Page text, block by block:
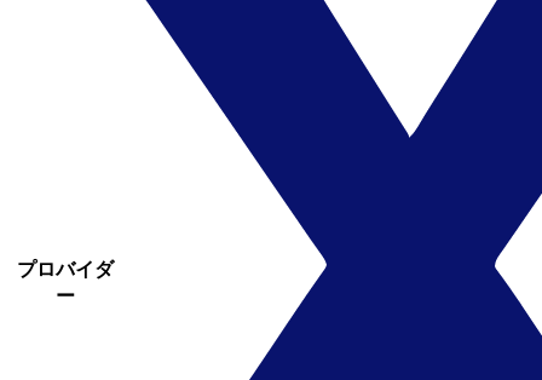
プロバイダ
ー